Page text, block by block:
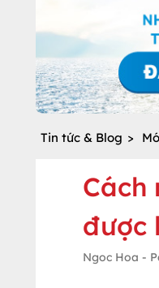
Tin tức & Blog >
Cách
được
Ngoc Hoa -